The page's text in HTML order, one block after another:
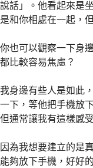
說話」。他看起來是
是和你相處在一起，
你也可以觀察一下身
都比較容易焦慮？
我身邊有些人是如此
一下，等他把手機放
但通常讓我有這樣感
因為我想要建立的是
能夠放下手機，好好